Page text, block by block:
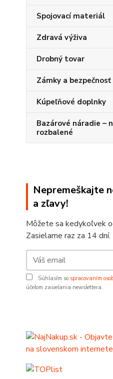
Spojovací materiál
Zdravá výživa
Drobný tovar
Zámky a bezpečnosť
Kúpeľňové doplnky
Bazárové náradie –
rozbalené
Nepremeškajte
a zľavy!
Môžete sa kedykoľvek
Zasielame raz za 14 dní.
Súhlasím so spracovaním
účelom zasielania newslettera.